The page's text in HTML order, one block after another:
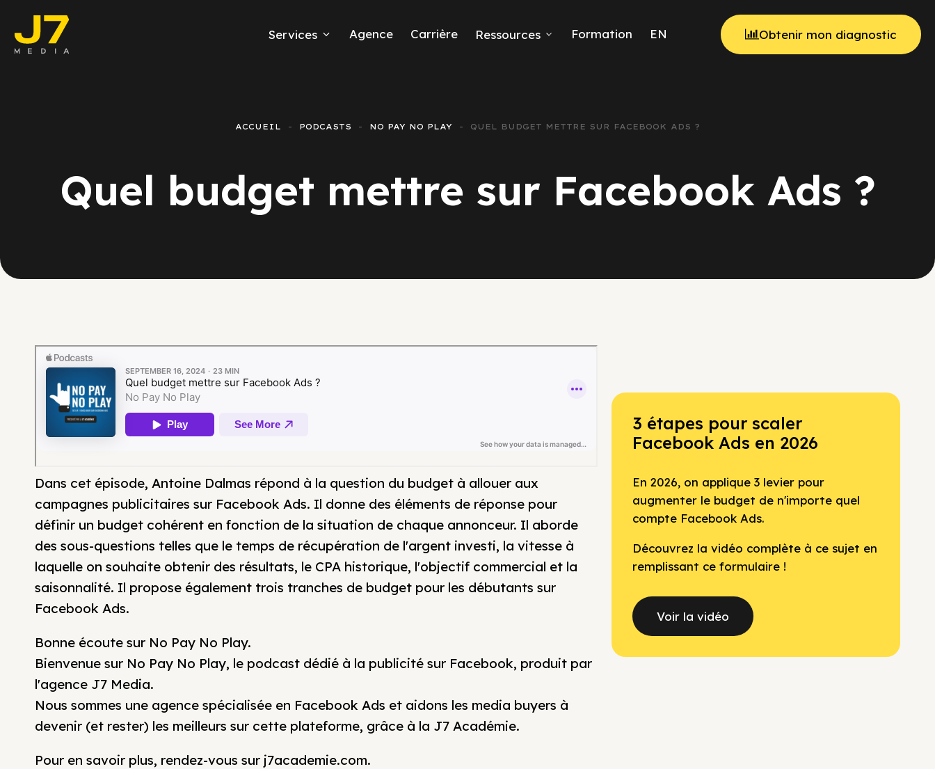
Services
E-commerce
Google Ads
Emailing
Agence Carrière Ressources Formation EN Obtenir mon diagnostic
ACCUEIL PODCASTS NO PAY NO PLAY QUEL BUDGET METTRE SUR FACEBOOK ADS ?
Quel budget mettre sur Facebook Ads ?
Dans cet épisode, Antoine Dalmas répond à la question du budget à allouer aux
campagnes publicitaires sur Facebook Ads. Il donne des éléments de réponse pour
définir un budget cohérent en fonction de la situation de chaque annonceur. Il aborde
des sous-questions telles que le temps de récupération de l'argent investi, la vitesse à
laquelle on souhaite obtenir des résultats, le CPA historique, l'objectif commercial et la
saisonnalité. Il propose également trois tranches de budget pour les débutants sur
Facebook Ads.
Bonne écoute sur No Pay No Play.
Bienvenue sur No Pay No Play, le podcast dédié à la publicité sur Facebook, produit par
l'agence J7 Media.
Nous sommes une agence spécialisée en Facebook Ads et aidons les media buyers à
devenir (et rester) les meilleurs sur cette plateforme, grâce à la J7 Académie.
Pour en savoir plus, rendez-vous sur j7academie.com.
3 étapes pour scaler
Facebook Ads en 2026
En 2026, on applique 3 levier pour
augmenter le budget de n'importe quel
compte Facebook Ads.
Découvrez la vidéo complète à ce sujet en
remplissant ce formulaire !
Voir la vidéo